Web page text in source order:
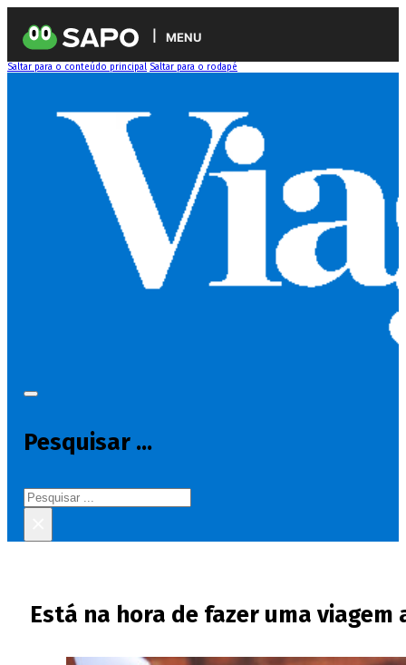
MENU
Saltar para o conteúdo principal Saltar para o rodapé
Pesquisar ...
Pesquisar
Está na hora de fazer uma